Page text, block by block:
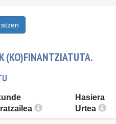
(KO)FINANTZIATUTA.
Hasiera
Urtea